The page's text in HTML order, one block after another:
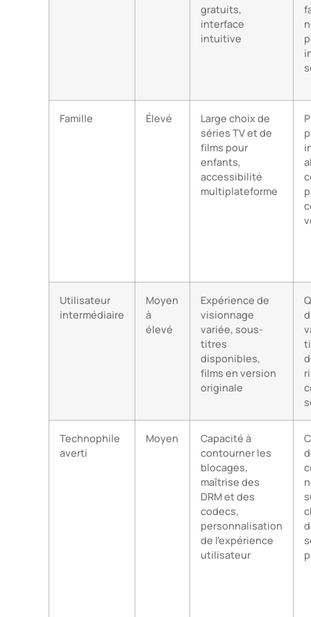
gratuits,
interface
intuitive
Famille Élevé
Large choix de
séries TV et de
films pour
enfants,
accessibilité
multiplateforme
Utilisateur
intermédiaire
Moyen
à
élevé
Expérience de
visionnage
variée, sous-
titres
disponibles,
films en version
originale
Technophile
averti
Moyen
Capacité à
contourner les
blocages,
maîtrise des
DRM et des
codecs,
personnalisation
de l’expérience
utilisateur